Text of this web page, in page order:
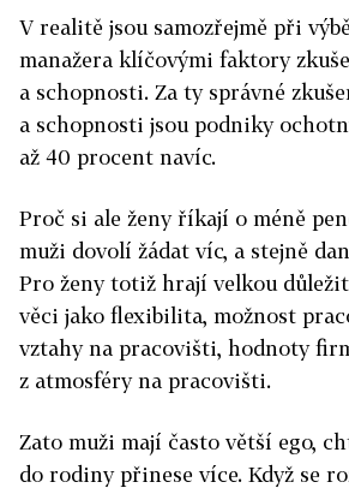
V realitě jsou samozřejmě při
manažera klíčovými faktory
a schopnosti. Za ty správné
a schopnosti jsou podniky
až 40 procent navíc.
Proč si ale ženy říkají o méně
muži dovolí žádat víc, a stejně
Pro ženy totiž hrají velkou
věci jako flexibilita, možnost
vztahy na pracovišti, hodnoty
z atmosféry na pracovišti.
Zato muži mají často větší ego,
do rodiny přinese více. Když se